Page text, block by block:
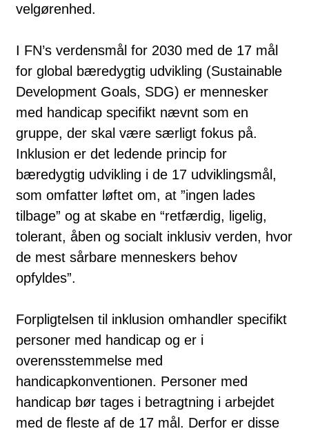
velgørenhed.
I FN’s verdensmål for 2030 med de 17 mål
for global bæredygtig udvikling (Sustainable
Development Goals, SDG) er mennesker
med handicap specifikt nævnt som en
gruppe, der skal være særligt fokus på.
Inklusion er det ledende princip for
bæredygtig udvikling i de 17 udviklingsmål,
som omfatter løftet om, at ”ingen lades
tilbage” og at skabe en “retfærdig, ligelig,
tolerant, åben og socialt inklusiv verden, hvor
de mest sårbare menneskers behov
opfyldes”.
Forpligtelsen til inklusion omhandler specifikt
personer med handicap og er i
overensstemmelse med
handicapkonventionen. Personer med
handicap bør tages i betragtning i arbejdet
med de fleste af de 17 mål. Derfor er disse